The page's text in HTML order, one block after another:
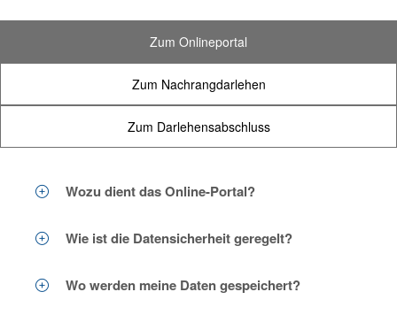
Zum Onlineportal
Zum Nachrangdarlehen
Zum Darlehensabschluss
Wozu dient das Online-Portal?
Wie ist die Datensicherheit geregelt?
Wo werden meine Daten gespeichert?